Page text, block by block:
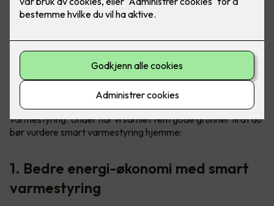
Uansett om du velger panelovner,varmekabler, varmefolie
eller varmematter,kan alt styres gjennom smart
varmestyring. Under har vi samlet fem gode grunner til at du
bør vurdere smart varmestyring hjemme:
1. Bedre energi-økonomi med smart
varmestyring